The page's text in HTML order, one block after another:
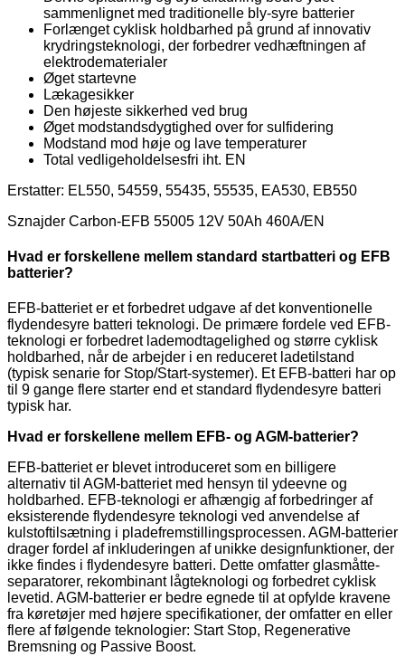
sammenlignet med traditionelle bly-syre batterier
Forlænget cyklisk holdbarhed på grund af innovativ
krydringsteknologi, der forbedrer vedhæftningen af
elektrodematerialer
Øget startevne
Lækagesikker
Den højeste sikkerhed ved brug
Øget modstandsdygtighed over for sulfidering
Modstand mod høje og lave temperaturer
Total vedligeholdelsesfri iht. EN
Erstatter: EL550, 54559, 55435, 55535, EA530, EB550
Sznajder Carbon-EFB 55005 12V 50Ah 460A/EN
Hvad er forskellene mellem standard startbatteri og EFB
batterier?
EFB-batteriet er et forbedret udgave af det konventionelle
flydendesyre batteri teknologi. De primære fordele ved EFB-
teknologi er forbedret lademodtagelighed og større cyklisk
holdbarhed, når de arbejder i en reduceret ladetilstand
(typisk senarie for Stop/Start-systemer). Et EFB-batteri har op
til 9 gange flere starter end et standard flydendesyre batteri
typisk har.
Hvad er forskellene mellem EFB- og AGM-batterier?
EFB-batteriet er blevet introduceret som en billigere
alternativ til AGM-batteriet med hensyn til ydeevne og
holdbarhed. EFB-teknologi er afhængig af forbedringer af
eksisterende flydendesyre teknologi ved anvendelse af
kulstoftilsætning i pladefremstillingsprocessen. AGM-batterier
drager fordel af inkluderingen af unikke designfunktioner, der
ikke findes i flydendesyre batteri. Dette omfatter glasmåtte-
separatorer, rekombinant lågteknologi og forbedret cyklisk
levetid. AGM-batterier er bedre egnede til at opfylde kravene
fra køretøjer med højere specifikationer, der omfatter en eller
flere af følgende teknologier: Start Stop, Regenerative
Bremsning og Passive Boost.